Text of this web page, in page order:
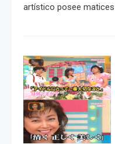
artístico posee